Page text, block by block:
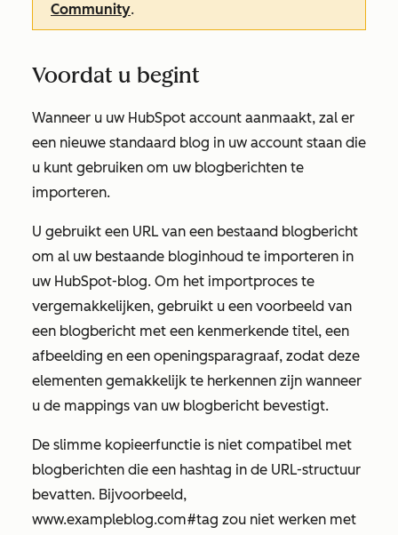
Community.
Voordat u begint
Wanneer u uw HubSpot account aanmaakt, zal er
een nieuwe standaard blog in uw account staan die
u kunt gebruiken om uw blogberichten te
importeren.
U gebruikt een URL van een bestaand blogbericht
om al uw bestaande bloginhoud te importeren in
uw HubSpot-blog. Om het importproces te
vergemakkelijken, gebruikt u een voorbeeld van
een blogbericht met een kenmerkende titel, een
afbeelding en een openingsparagraaf, zodat deze
elementen gemakkelijk te herkennen zijn wanneer
u de mappings van uw blogbericht bevestigt.
De slimme kopieerfunctie is niet compatibel met
blogberichten die een hashtag in de URL-structuur
bevatten. Bijvoorbeeld,
www.exampleblog.com#tag zou niet werken met